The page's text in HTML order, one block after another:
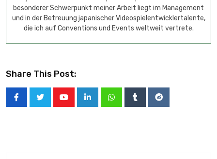
besonderer Schwerpunkt meiner Arbeit liegt im Management
und in der Betreuung japanischer Videospielentwicklertalente,
die ich auf Conventions und Events weltweit vertrete.
Share This Post: